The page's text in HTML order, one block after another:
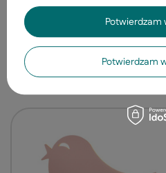
zintegrowany różowy
152,99 zł
Ostatnio
Potwierdzam
Potwierdzam